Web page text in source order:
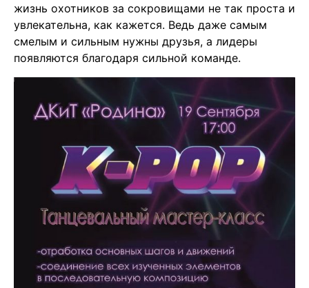
жизнь охотников за сокровищами не так проста и
увлекательна, как кажется. Ведь даже самым
смелым и сильным нужны друзья, а лидеры
появляются благодаря сильной команде.